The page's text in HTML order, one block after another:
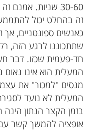
30-60 שניות.
זה בהחלט יכול
כאנשים ספונטניים,
שתתכוננו לרגע הזה,
חד-פעמית שכזו. דבר
המעלית הוא אינו
מנסים "למכור" את
המעלית לא נועד
בזמן הקצר הנתון
אופציה להמשך קשר